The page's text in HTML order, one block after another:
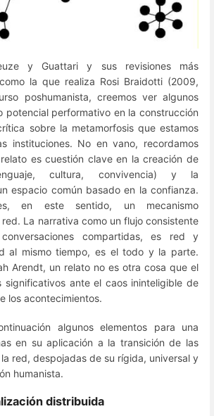
y Guattari y sus revisiones más
la que realiza Rosi Braidotti (2009,
poshumanista, creemos ver algunos
potencial performativo en la construcción
sobre la metamorfosis que estamos
instituciones. No en vano, recordamos
es cuestión clave en la creación de
cultura, convivencia) y la
espacio común basado en la confianza.
en este sentido, un mecanismo
La narrativa como un flujo consistente
compartidas, es red y
al mismo tiempo, es el todo y la parte.
Arendt, un relato no es otra cosa que el
significativos ante el caos ininteligible de
los acontecimientos.
algunos elementos para una
en su aplicación a la transición de las
red, despojadas de su rígida, universal y
humanista.
distribuida